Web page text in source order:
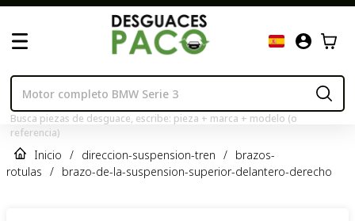
Busca piezas de desguace, escribe: pieza + marca + modelo (o
referencia)
Inicio / direccion-suspension-tren / brazos-
rotulas / brazo-de-la-suspension-superior-delantero-derecho